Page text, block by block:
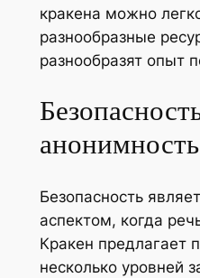
кракена можно
разнообразные
разнообразят опыт
Безопасность
аспектом, когда
Кракен предлагает
несколько уровней